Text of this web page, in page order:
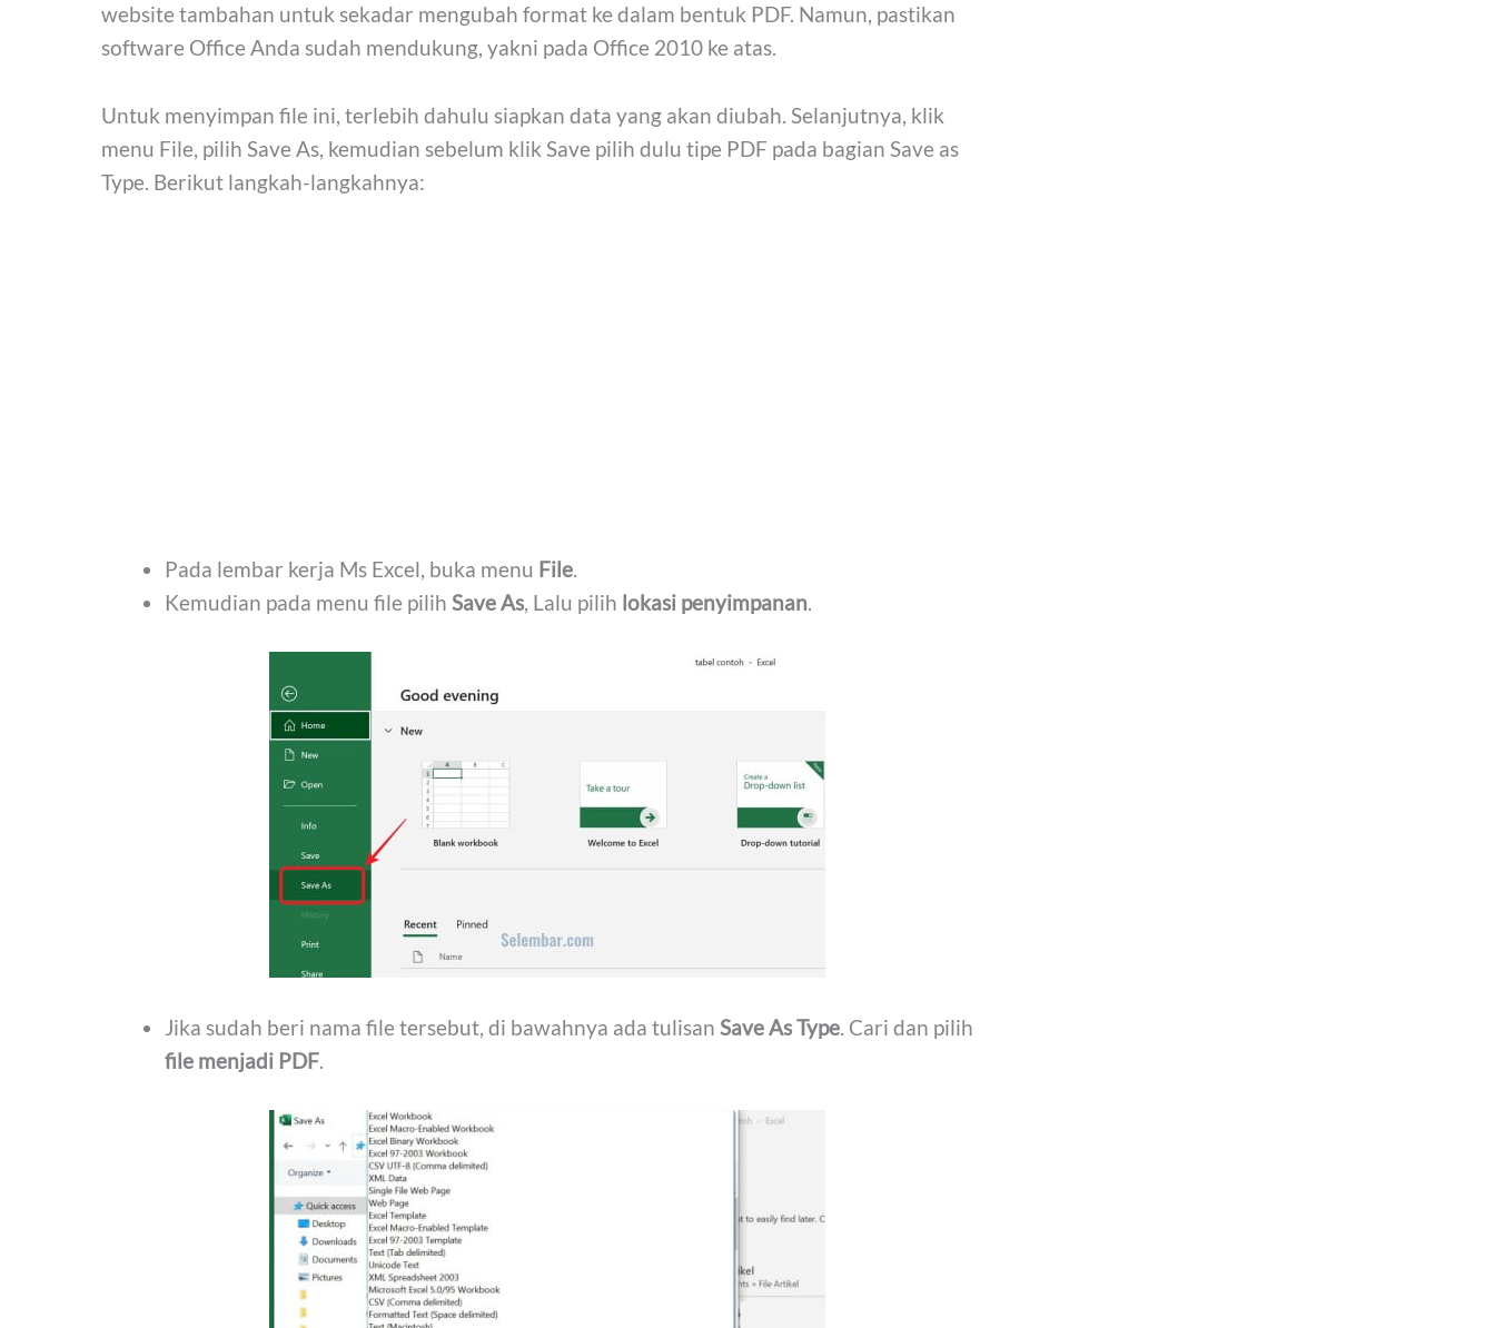
website tambahan untuk sekadar mengubah format ke dalam bentuk PDF. Namun, pastikan
software Office Anda sudah mendukung, yakni pada Office 2010 ke atas.
Untuk menyimpan file ini, terlebih dahulu siapkan data yang akan diubah. Selanjutnya, klik
menu File, pilih Save As, kemudian sebelum klik Save pilih dulu tipe PDF pada bagian Save as
Type. Berikut langkah-langkahnya:
Pada lembar kerja Ms Excel, buka menu File.
Kemudian pada menu file pilih Save As, Lalu pilih lokasi penyimpanan.
Jika sudah beri nama file tersebut, di bawahnya ada tulisan Save As Type. Cari dan pilih
file menjadi PDF.